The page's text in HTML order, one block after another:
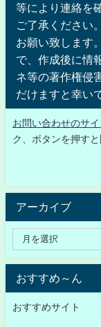
等により連絡を
ご了承ください
お願い致します
で、作成後に情
ネ等の著作権侵
だけますと幸い
お問い合わせのサ
ク、ボタンを押す
アーカイブ
おすすめ～ん
おすすめサイト